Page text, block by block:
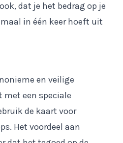
dat je het bedrag op je
in één keer hoeft uit
en veilige
met een speciale
de kaart voor
Het voordeel aan